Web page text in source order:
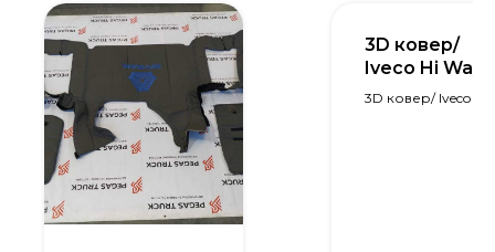
3D ковер/
Iveco Hi Way/
Мех
3D ковер/ Iveco